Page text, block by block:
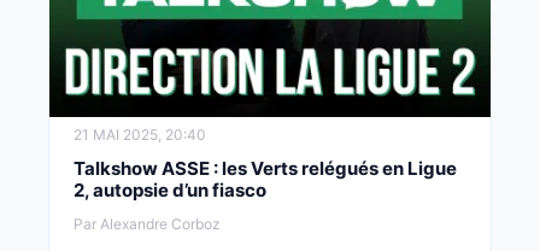
21 MAI 2025, 20:40
Talkshow ASSE : les Verts relégués en Ligue
2, autopsie d’un fiasco
Par Alexandre Corboz